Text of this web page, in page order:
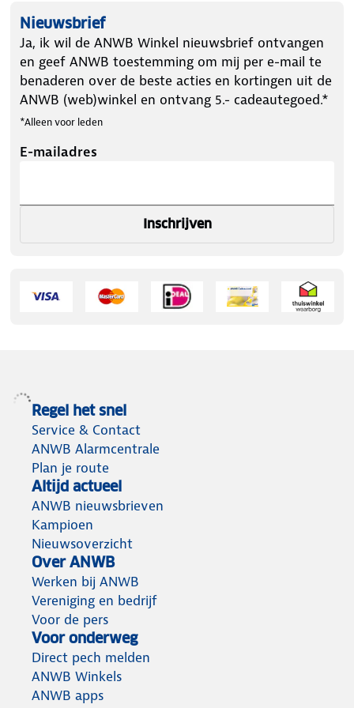
Nieuwsbrief
Ja, ik wil de ANWB Winkel nieuwsbrief ontvangen
en geef ANWB toestemming om mij per e-mail te
benaderen over de beste acties en kortingen uit de
ANWB (web)winkel en ontvang 5.- cadeautegoed.*
*Alleen voor leden
E-mailadres
Inschrijven
Regel het snel
Service & Contact
ANWB Alarmcentrale
Plan je route
Altijd actueel
ANWB nieuwsbrieven
Kampioen
Nieuwsoverzicht
Over ANWB
Werken bij ANWB
Vereniging en bedrijf
Voor de pers
Voor onderweg
Direct pech melden
ANWB Winkels
ANWB apps